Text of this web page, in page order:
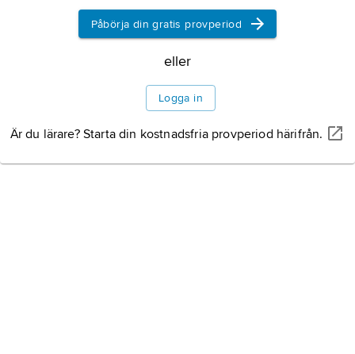
Information om artikeln
Påbörja din gratis provperiod
eller
Logga in
Är du lärare? Starta din kostnadsfria provperiod härifrån.